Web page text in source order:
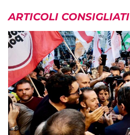
ARTICOLI CONSIGLIATI